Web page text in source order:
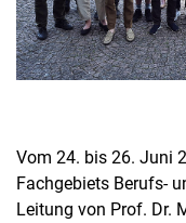
Vom 24. bis 26. Juni
Fachgebiets Berufs-
Leitung von Prof. Dr.